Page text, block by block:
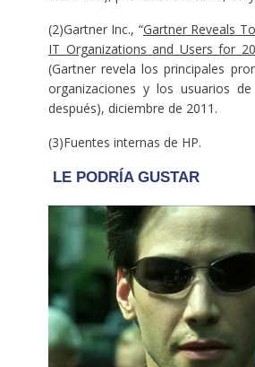
(2)Gartner Inc., “Gartner Reveals
IT Organizations and Users for
(Gartner revela los principales
organizaciones y los usuarios
después), diciembre de 2011.
(3)Fuentes internas de HP.